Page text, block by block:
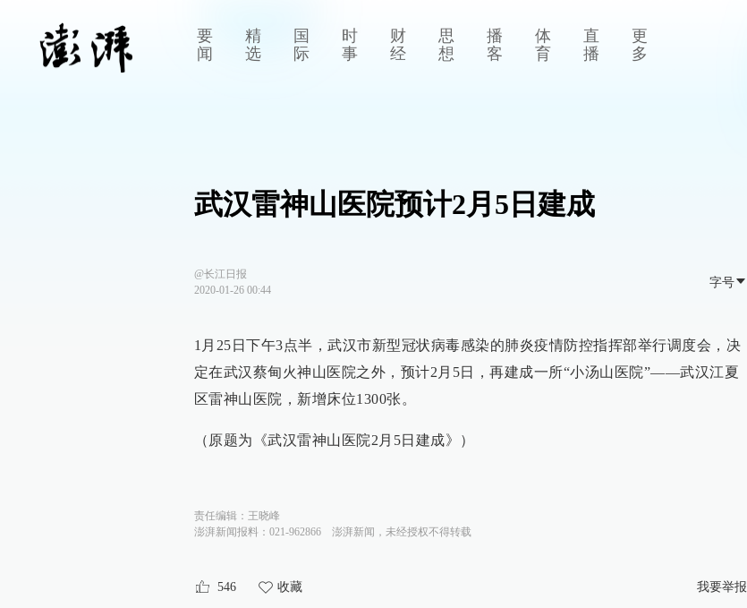
要
闻
精
选
国
际
时
事
财
经
思
想
播
客
体
育
直
播
更
多
武汉雷神山医院预计2月5日建成
@长江日报
2020-01-26 00:44
字号
1月25日下午3点半，武汉市新型冠状病毒感染的肺炎疫情防控指挥部举行调度会，决
定在武汉蔡甸火神山医院之外，预计2月5日，再建成一所“小汤山医院”——武汉江夏
区雷神山医院，新增床位1300张。
（原题为《武汉雷神山医院2月5日建成》）
责任编辑： 王晓峰
澎湃新闻报料：021-962866
澎湃新闻，未经授权不得转载
546 收藏 我要举报